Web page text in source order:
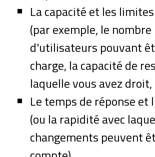
La capacité et les
(par exemple, le nombre
d'utilisateurs pouvant
charge, la capacité de
laquelle vous avez droit,
Le temps de réponse et
(ou la rapidité avec
changements peuvent